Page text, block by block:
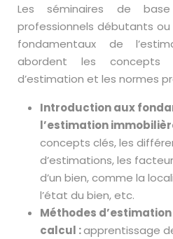
Les séminaires de
professionnels débutants
fondamentaux de
abordent les concepts
d’estimation et les normes
Introduction aux
l’estimation
concepts clés, les
d’estimations, les
d’un bien, comme la
l’état du bien, etc.
Méthodes
calcul :apprentissage